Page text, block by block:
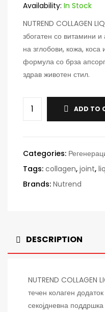
Availability: In Stock
NUTREND COLLAGEN
збогатен со витамини и
на зглобови, кожа, коса
формула со брза
здрав животен стил.
ADD TO
Categories:
Tags: collagen, joint,
Brands: Nutrend
DESCRIPTION
NUTREND COLLAGEN
течен колаген
секојдневна